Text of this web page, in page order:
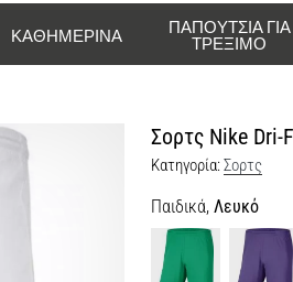
ΚΑΘΗΜΕΡΙΝΆ ΠΑΠΟΎΤΣΙΑ ΓΙΑ
ΤΡΈΞΙΜΟ
Σορτς Nike Dri-
Κατηγορία:Σορτς
Παιδικά, Λευκό